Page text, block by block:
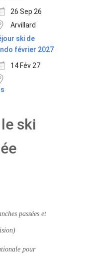
26 Sep 26
Arvillard
ski de
février 2027
14 Fév 27
ski
passées et
pour